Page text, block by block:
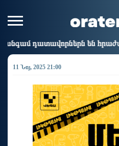
հրաժարվում, հասկանում են,
11 Նոյ, 2025 21:00